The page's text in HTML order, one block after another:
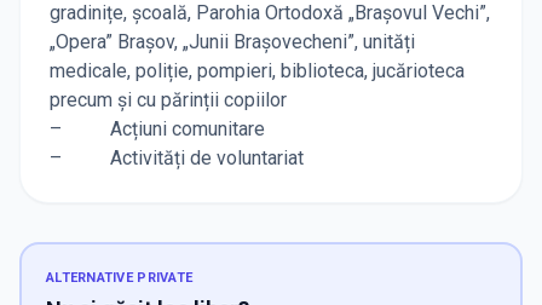
gradinițe, școală, Parohia Ortodoxă „Brașovul Vechi”,
„Opera” Brașov, „Junii Brașovecheni”, unități
medicale, poliție, pompieri, biblioteca, jucărioteca
precum și cu părinții copiilor
– Acțiuni comunitare
– Activități de voluntariat
ALTERNATIVE PRIVATE